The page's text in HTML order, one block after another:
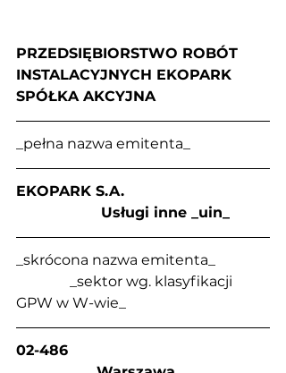
PRZEDSIĘBIORSTWO ROBÓT
INSTALACYJNYCH EKOPARK
SPÓŁKA AKCYJNA
_pełna nazwa emitenta_
EKOPARK S.A.
                   Usługi inne _uin_
_skrócona nazwa emitenta_
               _sektor wg. klasyfikacji
GPW w W-wie_
02-486